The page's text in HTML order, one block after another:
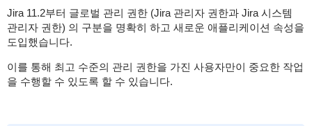
Jira 11.2부터 글로벌 관리 권한 (Jira 관리자 권한과 Jira 시스템
관리자 권한) 의 구분을 명확히 하고 새로운 애플리케이션 속성을
도입했습니다.
이를 통해 최고 수준의 관리 권한을 가진 사용자만이 중요한 작업
을 수행할 수 있도록 할 수 있습니다.